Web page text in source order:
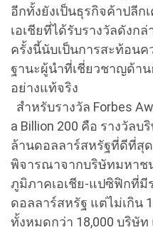
อีกทั้งยังเป็นธุรกิจค้าปลีก
เอเชียที่ได้รับรางวัลดังก
ครั้งนี้นับเป็นการสะท้อน
ฐานะผู้นำที่เชี่ยวชาญด้าน
อย่างแท้จริง
สำหรับรางวัล Forbes
a Billion 200 คือ รางวัล
ล้านดอลลาร์สหรัฐที่ดีที่สุด
พิจารณาจากบริษัทมหาช
ภูมิภาคเอเชีย-แปซิฟิกที่มี
ดอลลาร์สหรัฐ แต่ไม่เกิน
ทั้งหมดกว่า 18,000 บริษั